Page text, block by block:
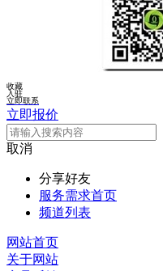
收藏
入驻
立即联系
立即报价
取消
分享好友
服务需求首页
频道列表
网站首页
关于网站